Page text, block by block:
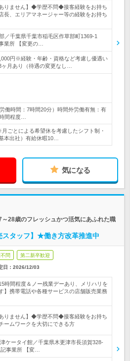
りません】◆学歴不問◆接客経験をお持ち
長、エリアマネージャー等の経験をお持ち
／千葉県千葉市稲毛区作草部町1369-1
業所 【変更の…
円※経験・年齢・資格など考慮し優遇い
月あり（待遇の変更なし…
働時間：7時間20分）時間外労働有無：有
間程度…
ごとによる希望休を考慮したシフト制・
本出社）有給休暇10…
気になる
28歳のフレッシュかつ活気にあふれた職
スタッフ】★働き方改革推進中
問 第二新卒歓迎
日： 2026/12/03
時間程度＆ノー残業デーあり、メリハリを
】携帯電話や各種サービスの店舗販売業務
りません】◆学歴不問◆接客経験をお持ち
ームワークを大切にできる方
ケータイ館／千葉県木更津市長須賀328-
事業所 【変…